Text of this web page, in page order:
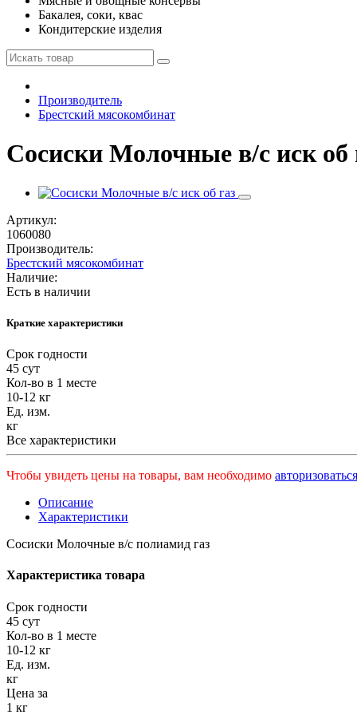
Бакалея, соки, квас
Кондитерские изделия
Производитель
Брестский мясокомбинат
Сосиски Молочные в/с иск об
Артикул:
1060080
Производитель:
Брестский мясокомбинат
Наличие:
Есть в наличии
Краткие характеристики
Срок годности
45 сут
Кол-во в 1 месте
10-12 кг
Ед. изм.
кг
Все характеристики
Чтобы увидеть цены на товары, вам необходимо
Описание
Характеристики
Сосиски Молочные в/с полиамид газ
Характеристика товара
Срок годности
45 сут
Кол-во в 1 месте
10-12 кг
Ед. изм.
кг
Цена за
1 кг